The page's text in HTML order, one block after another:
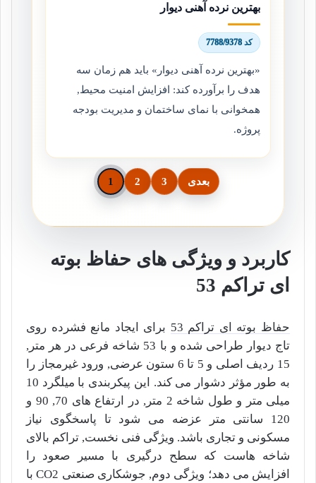
بهترین نرده آهنی دیوار
کد 7788/9378
«بهترین نرده آهنی دیوار» باید هم زمان سه
هدف را برآورده کند: افزایش امنیت محیط,
همخوانی با نمای ساختمان و مدیریت بودجه
پروژه.
1 2 3 بعدی
کاربرد و ویژگی های حفاظ بوته
ای تراکم 53
حفاظ بوته ای تراکم 53
برای ایجاد مانع فشرده روی
تاج دیوار طراحی شده و با 53 شاخه فرعی در هر متر,
15 ردیف اصلی و 5 تا 6 ستون عرضی, ورود غیرمجاز را
به طور مؤثر دشوار می کند. این پیکربندی با میلگرد 10
میلی متر و طول شاخه 2 متر, در ارتفاع های 70, 90 و
120 سانتی متر عزضه می شود تا پاسخگوی نیاز
مسکونی و تجاری باشد. ویژگی فنی نخست, تراکم بالای
شاخه هاست که سطح درگیری با مسیر صعود را
افزایش می دهد؛ ویژگی دوم, جوشکاری صنعتی CO2 با